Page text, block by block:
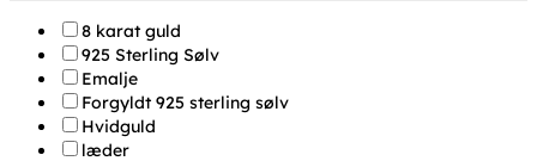
8 karat guld
925 Sterling Sølv
Emalje
Forgyldt 925 sterling sølv
Hvidguld
læder